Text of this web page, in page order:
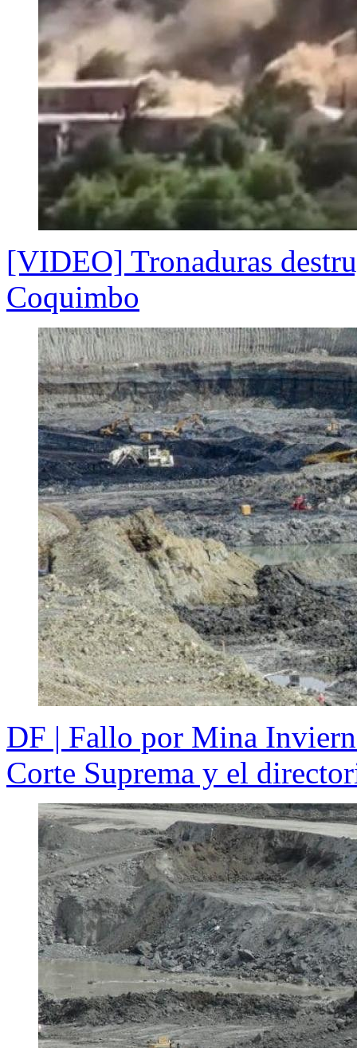
[VIDEO] Tronaduras
Coquimbo
DF | Fallo por Mina
Corte Suprema y el